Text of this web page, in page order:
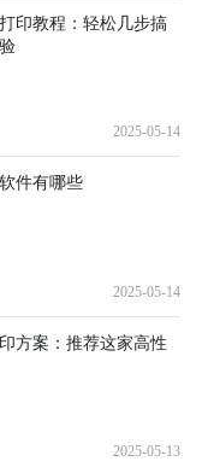
印教程：轻松几步搞
2025-05-14
件有哪些
2025-05-14
方案：推荐这家高性
2025-05-13